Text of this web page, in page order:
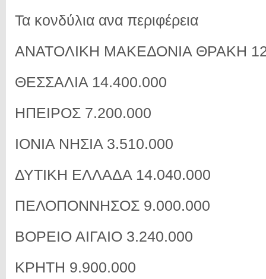
Τα κονδύλια ανα περιφέρεια
ΑΝΑΤΟΛΙΚΗ ΜΑΚΕΔΟΝΙΑ ΘΡΑΚΗ
ΘΕΣΣΑΛΙΑ 14.400.000
ΗΠΕΙΡΟΣ 7.200.000
ΙΟΝΙΑ ΝΗΣΙΑ 3.510.000
ΔΥΤΙΚΗ ΕΛΛΑΔΑ 14.040.000
ΠΕΛΟΠΟΝΝΗΣΟΣ 9.000.000
ΒΟΡΕΙΟ ΑΙΓΑΙΟ 3.240.000
ΚΡΗΤΗ 9.900.000